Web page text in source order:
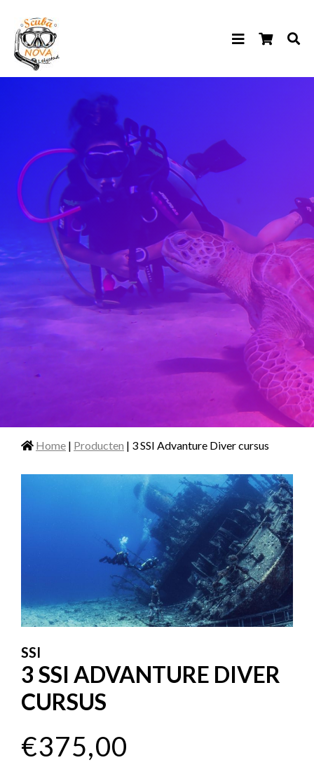
Home | Producten | 3 SSI Advanture Diver cursus
SSI
3 SSI ADVANTURE DIVER
CURSUS
€375,00